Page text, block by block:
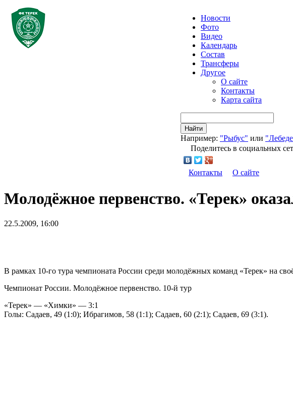
Новости
Фото
Видео
Календарь
Состав
Трансферы
Другое
О сайте
Контакты
Карта сайта
Найти
Например: "Рыбус" или
Поделитесь в социальных
Контакты О сайте
Молодёжное первенство. «Терек»
22.5.2009, 16:00
В рамках 10-го тура чемпионата России среди молодёжных команд «Терек» на
Чемпионат России. Молодёжное первенство. 10-й тур
«Терек» — «Химки» — 3:1
Голы: Садаев, 49 (1:0); Ибрагимов, 58 (1:1); Садаев, 60 (2:1); Садаев, 69 (3:1).